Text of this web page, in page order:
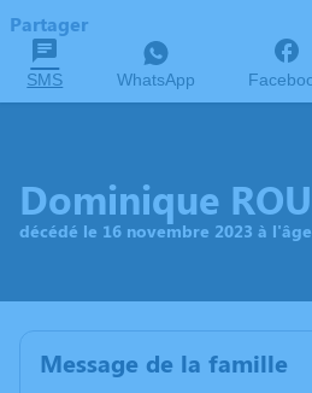
Partager
SMS WhatsApp
Dominique
décédé le 16 novembre 2023 à
Message de la famille